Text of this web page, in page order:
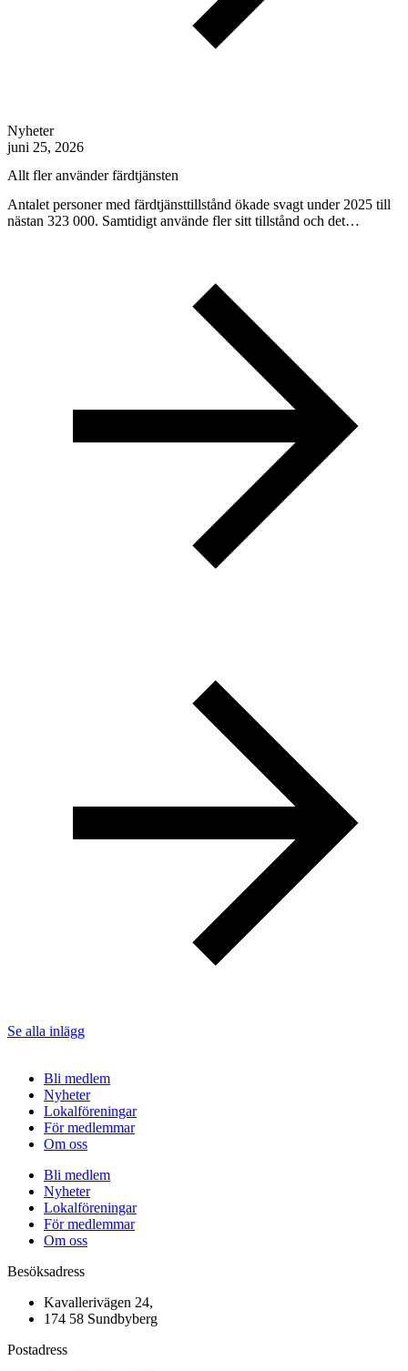
Nyheter
juni 25, 2026
Allt fler använder färdtjänsten
Antalet personer med färdtjänsttillstånd ökade svagt under 2025 till
nästan 323 000. Samtidigt använde fler sitt tillstånd och det…
Se alla inlägg
Bli medlem
Nyheter
Lokalföreningar
För medlemmar
Om oss
Bli medlem
Nyheter
Lokalföreningar
För medlemmar
Om oss
Besöksadress
Kavallerivägen 24,
174 58 Sundbyberg
Postadress